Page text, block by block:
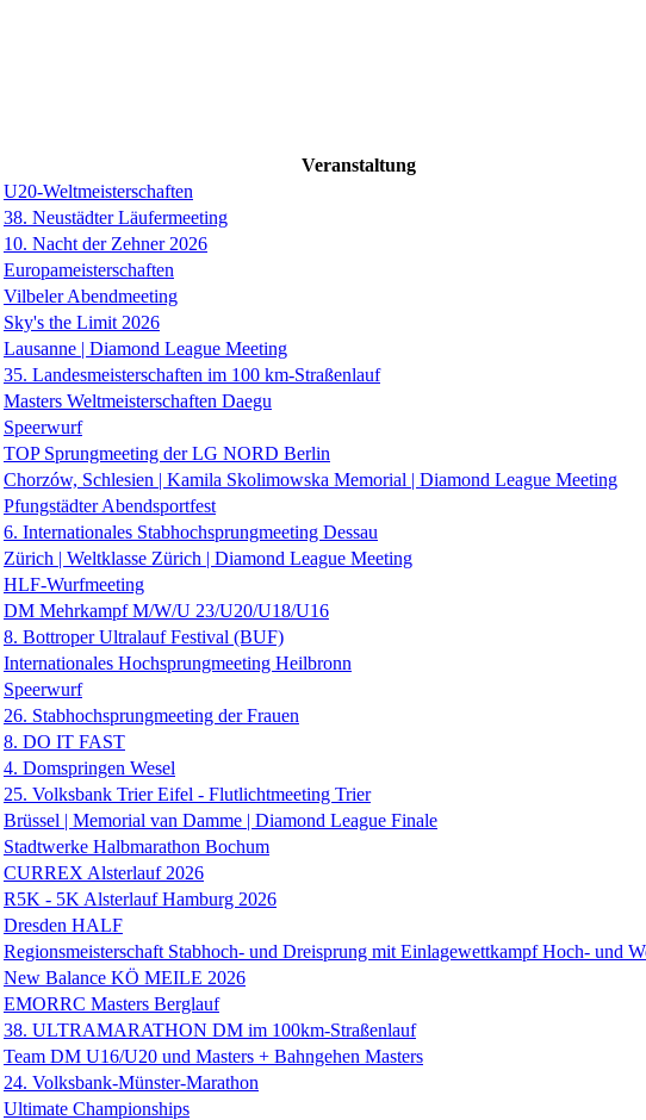
Veranstaltung
U20-Weltmeisterschaften
38. Neustädter Läufermeeting
10. Nacht der Zehner 2026
Europameisterschaften
Vilbeler Abendmeeting
Sky's the Limit 2026
Lausanne | Diamond League Meeting
35. Landesmeisterschaften im 100 km-Straßenlauf
Masters Weltmeisterschaften Daegu
Speerwurf
TOP Sprungmeeting der LG NORD Berlin
Chorzów, Schlesien | Kamila Skolimowska Memorial | Diamond League Meeting
Pfungstädter Abendsportfest
6. Internationales Stabhochsprungmeeting Dessau
Zürich | Weltklasse Zürich | Diamond League Meeting
HLF-Wurfmeeting
DM Mehrkampf M/W/U 23/U20/U18/U16
8. Bottroper Ultralauf Festival (BUF)
Internationales Hochsprungmeeting Heilbronn
Speerwurf
26. Stabhochsprungmeeting der Frauen
8. DO IT FAST
4. Domspringen Wesel
25. Volksbank Trier Eifel - Flutlichtmeeting Trier
Brüssel | Memorial van Damme | Diamond League Finale
Stadtwerke Halbmarathon Bochum
CURREX Alsterlauf 2026
R5K - 5K Alsterlauf Hamburg 2026
Dresden HALF
Regionsmeisterschaft Stabhoch- und Dreisprung mit Einlagewettkampf Hoch- und
New Balance KÖ MEILE 2026
EMORRC Masters Berglauf
38. ULTRAMARATHON DM im 100km-Straßenlauf
Team DM U16/U20 und Masters + Bahngehen Masters
24. Volksbank-Münster-Marathon
Ultimate Championships